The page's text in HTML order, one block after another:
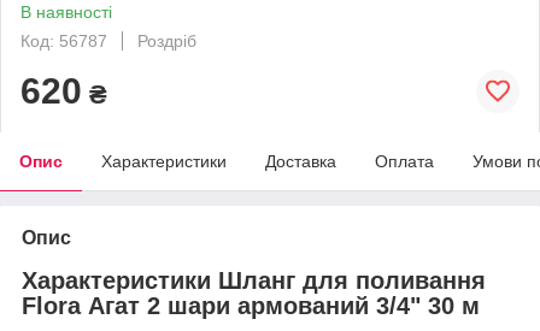
В наявності
Код: 56787
Роздріб
620 ₴
Опис Характеристики Доставка Оплата Умови
Опис
Характеристики Шланг для поливання
Flora Агат 2 шари армований 3/4" 30 м